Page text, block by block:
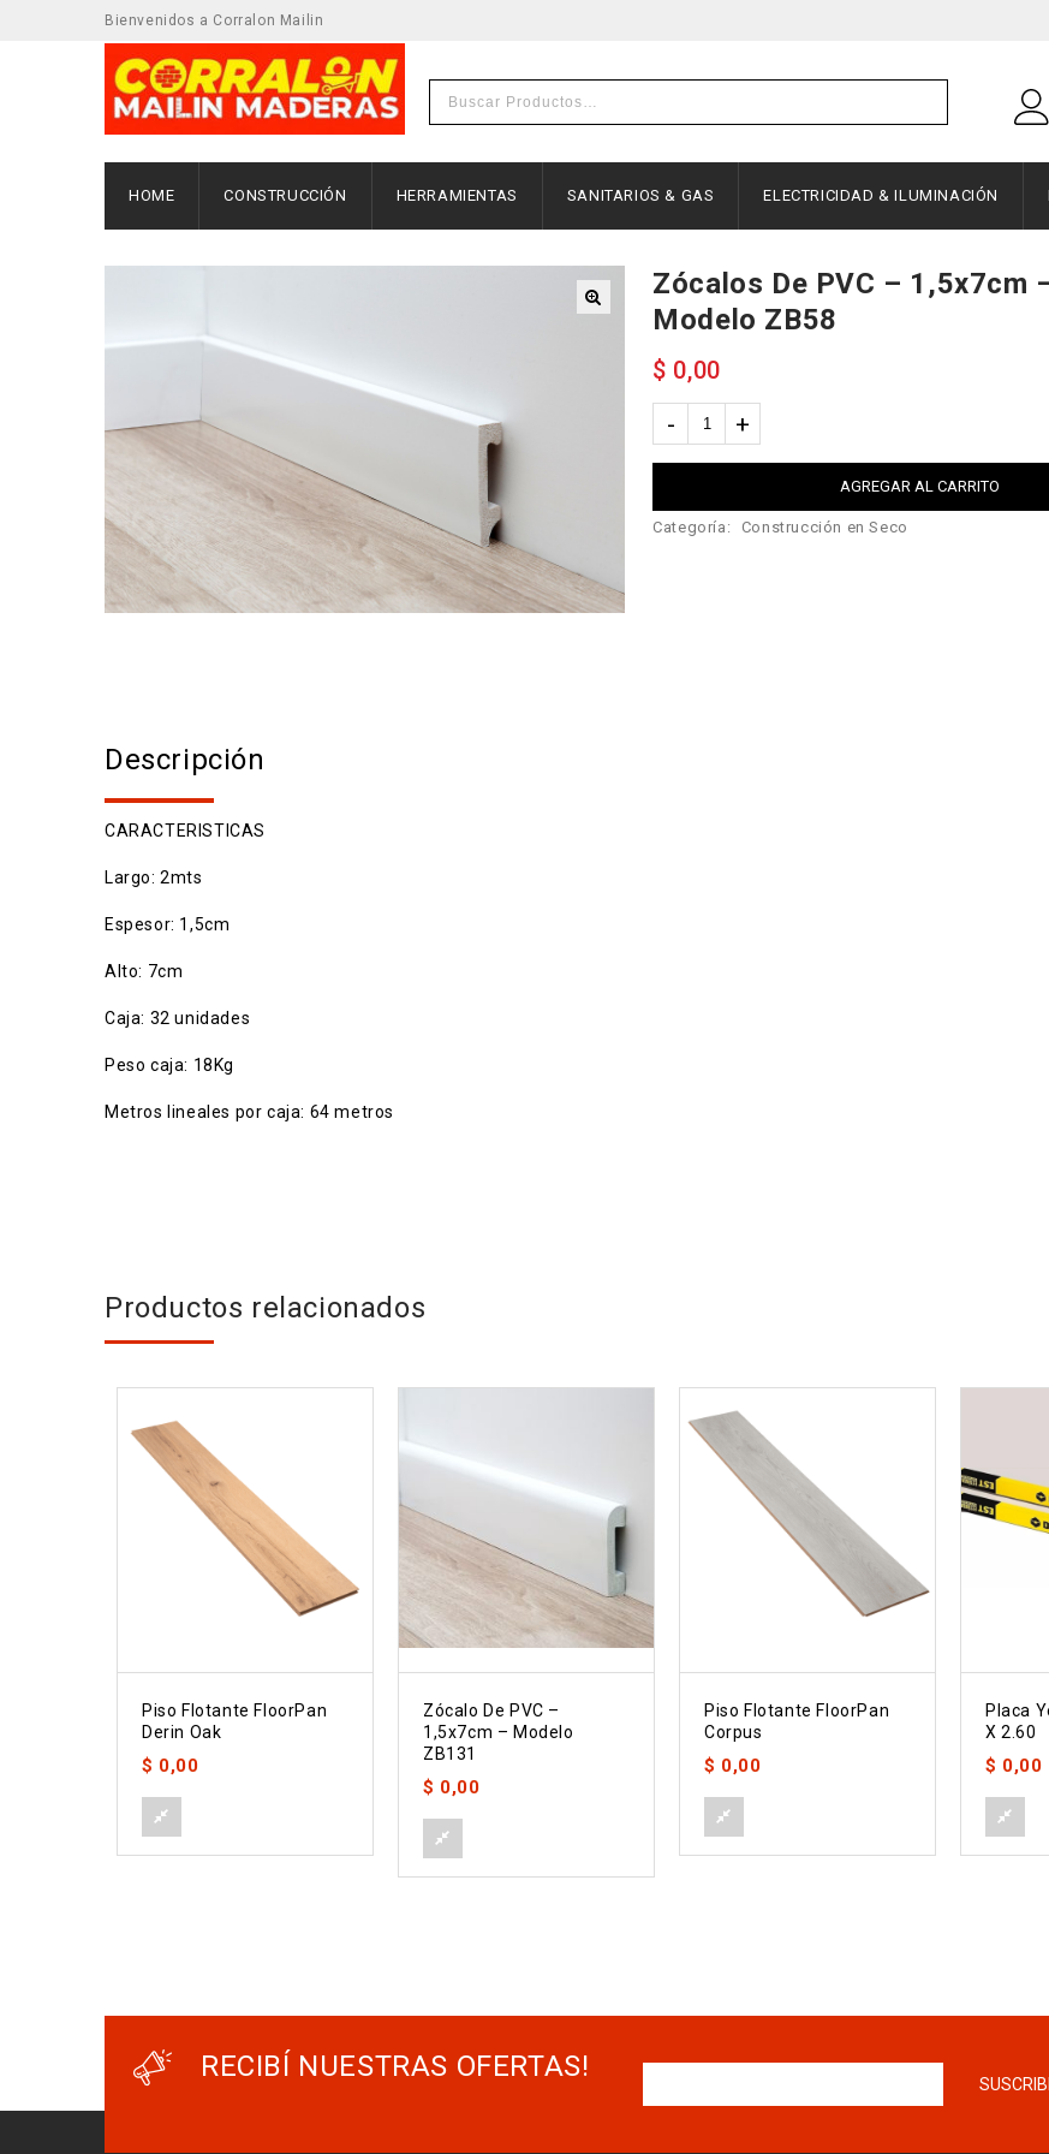
Bienvenidos a Corralon Mailin
HOME CONSTRUCCIÓN HERRAMIENTAS SANITARIOS & GAS ELECTRICIDAD & ILUMINACIÓN
Zócalos De PVC – 1,5x7cm
Modelo ZB58
$ 0,00
AGREGAR AL CARRITO
Categoría: Construcción en Seco
Descripción
CARACTERISTICAS
Largo: 2mts
Espesor: 1,5cm
Alto: 7cm
Caja: 32 unidades
Peso caja: 18Kg
Metros lineales por caja: 64 metros
Productos relacionados
Piso Flotante FloorPan
Derin Oak
$ 0,00
Zócalo De PVC –
1,5x7cm – Modelo
ZB131
$ 0,00
Piso Flotante FloorPan
Corpus
$ 0,00
Placa
X 2.60
$ 0,00
RECIBÍ NUESTRAS OFERTAS!